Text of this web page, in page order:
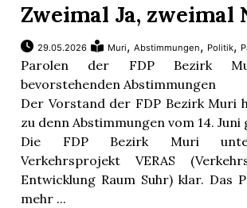
Zweimal Ja, zweimal
29.05.2026 Muri,Abstimmungen, Politik,
Parolen der FDP Bezirk
bevorstehenden Abstimmungen
Der Vorstand der FDP Bezirk Muri
zu denn Abstimmungen vom 14. Juni
Die FDP Bezirk Muri
Verkehrsprojekt VERAS
Entwicklung Raum Suhr) klar. Das
mehr ...